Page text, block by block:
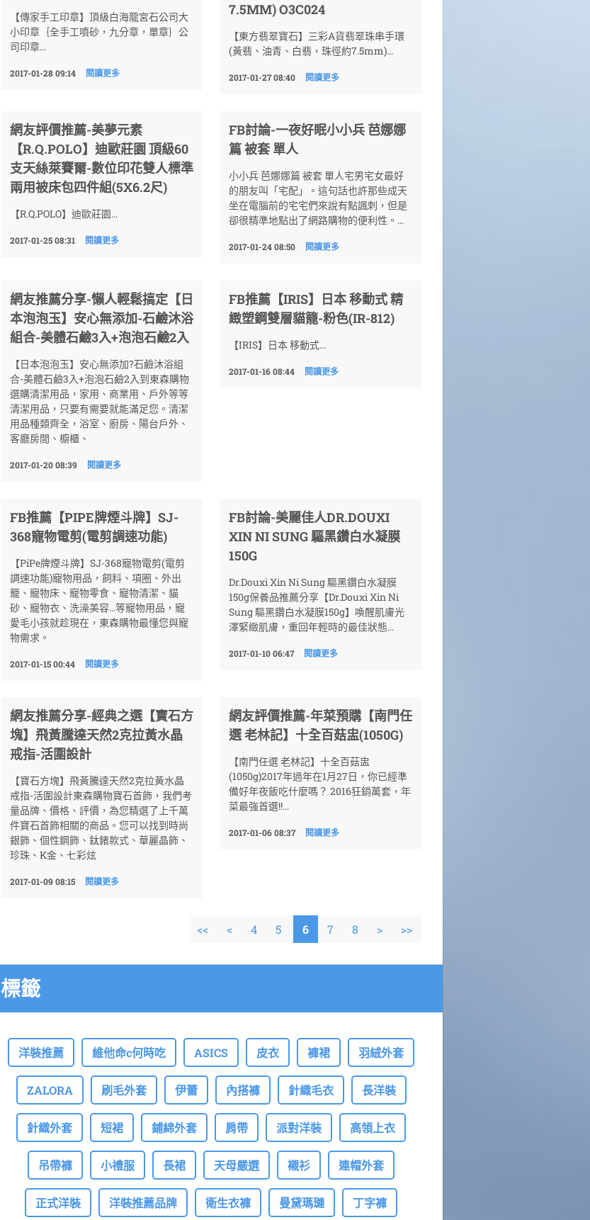
【傳家手工印章】頂級白海龍宮石公司大
小印章｛全手工噴砂，九分章，單章｝公
司印章...
2017-01-28 09:14 閱讀更多
7.5MM) O3C024
【東方翡翠寶石】三彩A貨翡翠珠串手環
(黃翡、油青、白翡，珠徑約7.5mm)...
2017-01-27 08:40 閱讀更多
網友評價推薦-美夢元素
【R.Q.POLO】迪歐莊園 頂級60
支天絲萊賽爾-數位印花雙人標準
兩用被床包四件組(5X6.2尺)
【R.Q.POLO】迪歐莊園...
2017-01-25 08:31 閱讀更多
FB討論-一夜好眠小小兵 芭娜娜
篇 被套 單人
小小兵 芭娜娜篇 被套 單人宅男宅女最好
的朋友叫「宅配」。這句話也許那些成天
坐在電腦前的宅宅們來說有點諷刺，但是
卻很精準地點出了網路購物的便利性。...
2017-01-24 08:50 閱讀更多
網友推薦分享-懶人輕鬆搞定【日
本泡泡玉】安心無添加-石鹼沐浴
組合-美體石鹼3入+泡泡石鹼2入
【日本泡泡玉】安心無添加?石鹼沐浴組
合-美體石鹼3入+泡泡石鹼2入到東森購物
選購清潔用品，家用、商業用、戶外等等
清潔用品，只要有需要就能滿足您。清潔
用品種類齊全，浴室、廚房、陽台戶外、
客廳房間、櫥櫃、
2017-01-20 08:39 閱讀更多
FB推薦【IRIS】日本 移動式 精
緻塑鋼雙層貓籠-粉色(IR-812)
【IRIS】日本 移動式...
2017-01-16 08:44 閱讀更多
FB推薦【PIPE牌煙斗牌】SJ-
368寵物電剪(電剪調速功能)
【PiPe牌煙斗牌】SJ-368寵物電剪(電剪
調速功能)寵物用品，飼料、項圈、外出
籠、寵物床、寵物零食、寵物清潔、貓
砂、寵物衣、洗澡美容...等寵物用品，寵
愛毛小孩就趁現在，東森購物最懂您與寵
物需求。
2017-01-15 00:44 閱讀更多
FB討論-美麗佳人DR.DOUXI
XIN NI SUNG 驅黑鑽白水凝膜
150G
Dr.Douxi Xin Ni Sung 驅黑鑽白水凝膜
150g保養品推薦分享【Dr.Douxi Xin Ni
Sung 驅黑鑽白水凝膜150g】喚醒肌膚光
澤緊緻肌膚，重回年輕時的最佳狀態...
2017-01-10 06:47 閱讀更多
網友推薦分享-經典之選【寶石方
塊】飛黃騰達天然2克拉黃水晶
戒指-活圍設計
【寶石方塊】飛黃騰達天然2克拉黃水晶
戒指-活圍設計東森購物寶石首飾，我們考
量品牌、價格、評價，為您精選了上千萬
件寶石首飾相關的商品。您可以找到時尚
銀飾、個性鋼飾、鈦鍺款式、華麗晶飾、
珍珠、K金、七彩炫
2017-01-09 08:15 閱讀更多
網友評價推薦-年菜預購【南門任
選 老林記】十全百菇盅(1050G)
【南門任選 老林記】十全百菇盅
(1050g)2017年過年在1月27日，你已經準
備好年夜飯吃什麼嗎？ 2016狂銷萬套，年
菜最強首選!!...
2017-01-06 08:37 閱讀更多
<< < 4 5 6 7 8 > >>
標籤
洋裝推薦 維他命c何時吃 ASICS 皮衣 褲裙 羽絨外套
ZALORA 刷毛外套 伊蕾 內搭褲 針織毛衣 長洋裝
針織外套 短裙 鋪綿外套 肩帶 派對洋裝 高領上衣
吊帶褲 小禮服 長裙 天母嚴選 襯衫 連帽外套
正式洋裝 洋裝推薦品牌 衛生衣褲 曼黛瑪璉 丁字褲